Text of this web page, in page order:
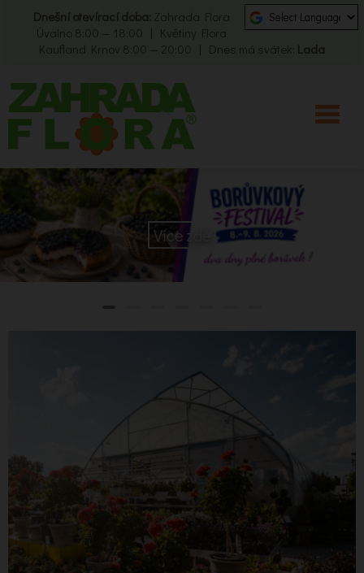
Dnešní otevírací doba: Zahrada Flora
Úvalno 8:00 — 18:00 | Květiny Flora
Kaufland Krnov 8:00 — 20:00 | Dnes má svátek: Lada
Více zde